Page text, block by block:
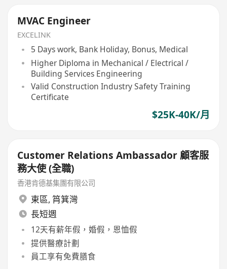
MVAC Engineer
EXCELINK
5 Days work, Bank Holiday, Bonus, Medical
Higher Diploma in Mechanical / Electrical /
Building Services Engineering
Valid Construction Industry Safety Training
Certificate
$25K-40K/月
Customer Relations Ambassador 顧客服
務大使 (全職)
香港肯德基集團有限公司
東區, 筲箕灣
長短週
12天有薪年假，婚假，恩恤假
提供醫療計劃
員工享有免費膳食